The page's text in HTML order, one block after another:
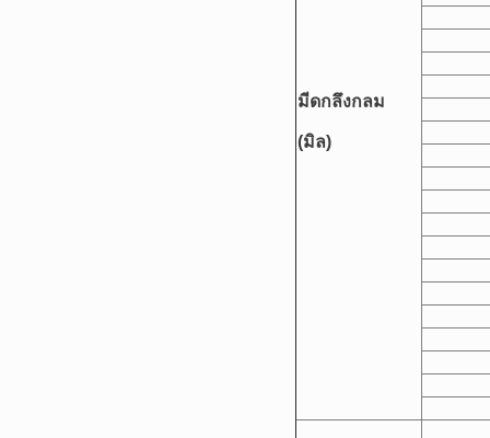
มีดกลึงกลม
(มิล)